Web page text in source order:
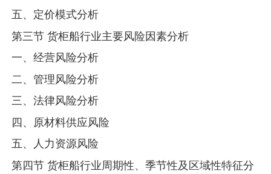
五、定价模式分析
第三节 货柜船行业主要风险因素分析
一、经营风险分析
二、管理风险分析
三、法律风险分析
四、原材料供应风险
五、人力资源风险
第四节 货柜船行业周期性、季节性及区域性特征分